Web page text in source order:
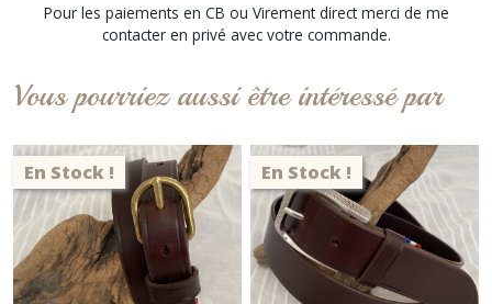
Pour les paiements en CB ou Virement direct merci de me
contacter en privé avec votre commande.
Vous pourriez aussi être intéressé par
En Stock ! En Stock !